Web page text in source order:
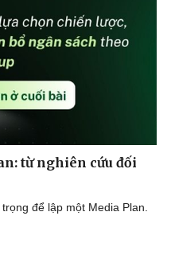
từ nghiên cứu đối
để lập một Media Plan.